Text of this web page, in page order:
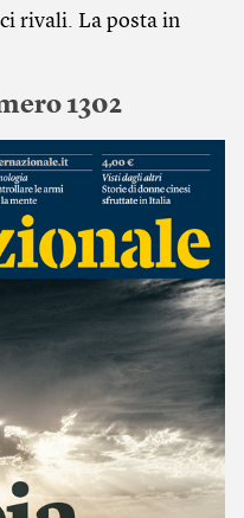
rivali. La posta in
1302